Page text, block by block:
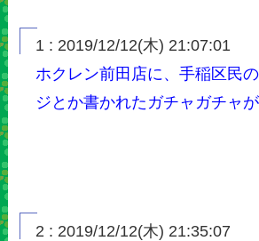
1 : 2019/12/12(木) 21:07:01
ホクレン前田店に、手稲区民
ジとか書かれたガチャガチャ
2 : 2019/12/12(木) 21:35:07